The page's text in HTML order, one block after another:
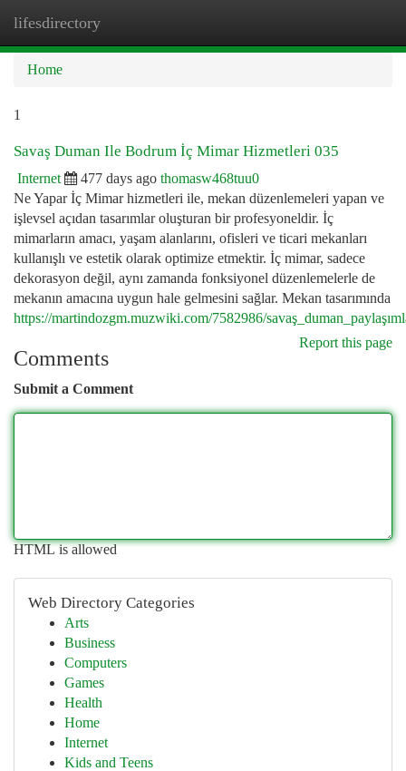
lifesdirectory
Home
1
Savaş Duman Ile Bodrum İç Mimar Hizmetleri 035
Internet 477 days ago thomasw468tuu0
Ne Yapar İç Mimar hizmetleri ile, mekan düzenlemeleri yapan ve
işlevsel açıdan tasarımlar oluşturan bir profesyoneldir. İç
mimarların amacı, yaşam alanlarını, ofisleri ve ticari mekanları
kullanışlı ve estetik olarak optimize etmektir. İç mimar, sadece
dekorasyon değil, aynı zamanda fonksiyonel düzenlemelerle de
mekanın amacına uygun hale gelmesini sağlar. Mekan tasarımında
https://martindozgm.muzwiki.com/7582986/
Report this page
Comments
Submit a Comment
HTML is allowed
Web Directory Categories
Arts
Business
Computers
Games
Health
Home
Internet
Kids and Teens